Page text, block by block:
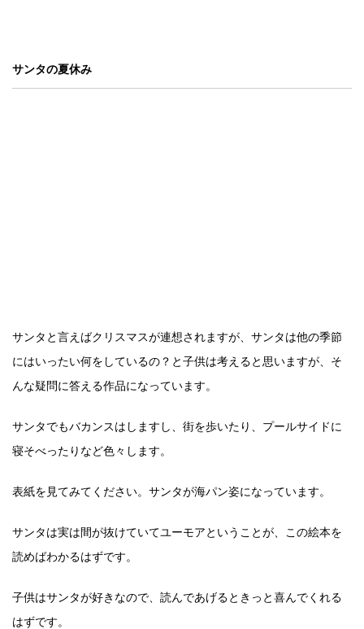
サンタの夏休み
サンタと言えばクリスマスが連想されますが、サンタは他の季節
にはいったい何をしているの？と子供は考えると思いますが、そ
んな疑問に答える作品になっています。
サンタでもバカンスはしますし、街を歩いたり、プールサイドに
寝そべったりなど色々します。
表紙を見てみてください。サンタが海パン姿になっています。
サンタは実は間が抜けていてユーモアということが、この絵本を
読めばわかるはずです。
子供はサンタが好きなので、読んであげるときっと喜んでくれる
はずです。